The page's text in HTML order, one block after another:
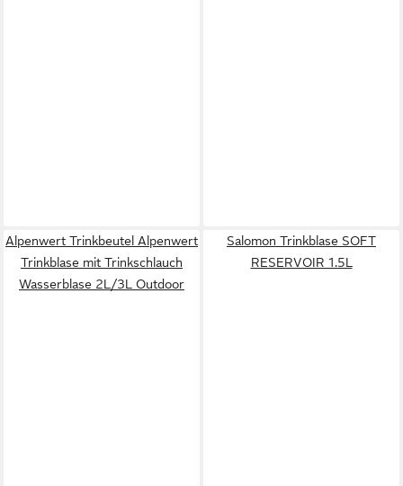
Alpenwert Trinkbeutel Alpenwert
Trinkblase mit Trinkschlauch
Wasserblase 2L/3L Outdoor
Salomon Trinkblase SOFT
RESERVOIR 1.5L